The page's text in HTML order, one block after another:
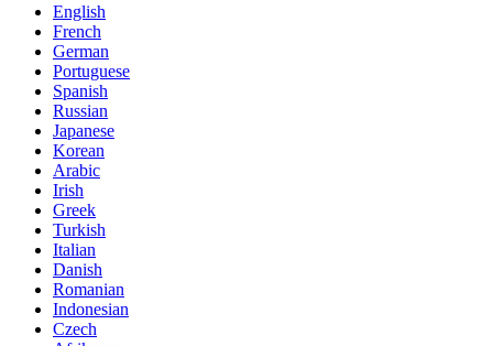
English
French
German
Portuguese
Spanish
Russian
Japanese
Korean
Arabic
Irish
Greek
Turkish
Italian
Danish
Romanian
Indonesian
Czech